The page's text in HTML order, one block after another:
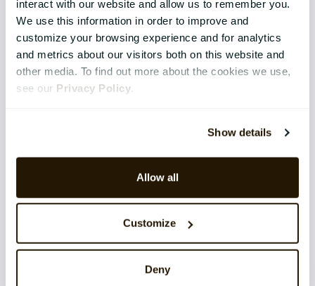
interact with our website and allow us to remember you.
We use this information in order to improve and
customize your browsing experience and for analytics
and metrics about our visitors both on this website and
other media. To find out more about the cookies we use,
see our Privacy Policy.
Show details
Allow all
Customize
Deny
Sikkerhed
Integration
Software-as-a-Service
CATALYSTONE FOR
Senior Management